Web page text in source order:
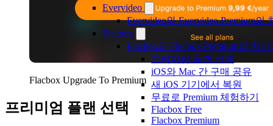
Evervideo
Evervideo와 Evervideo Premium의
Flacbox
Flacbox와 Flacbox Premium의 차
프리미엄 플랜 선택
iOS와 Mac 간 구매 공유
새 iOS 기기에서 복원
무료로 Premium 체험하기
Flacbox Free
Flacbox Premium
Flacbox Upgrade To Premium
프리미엄 플랜 선택